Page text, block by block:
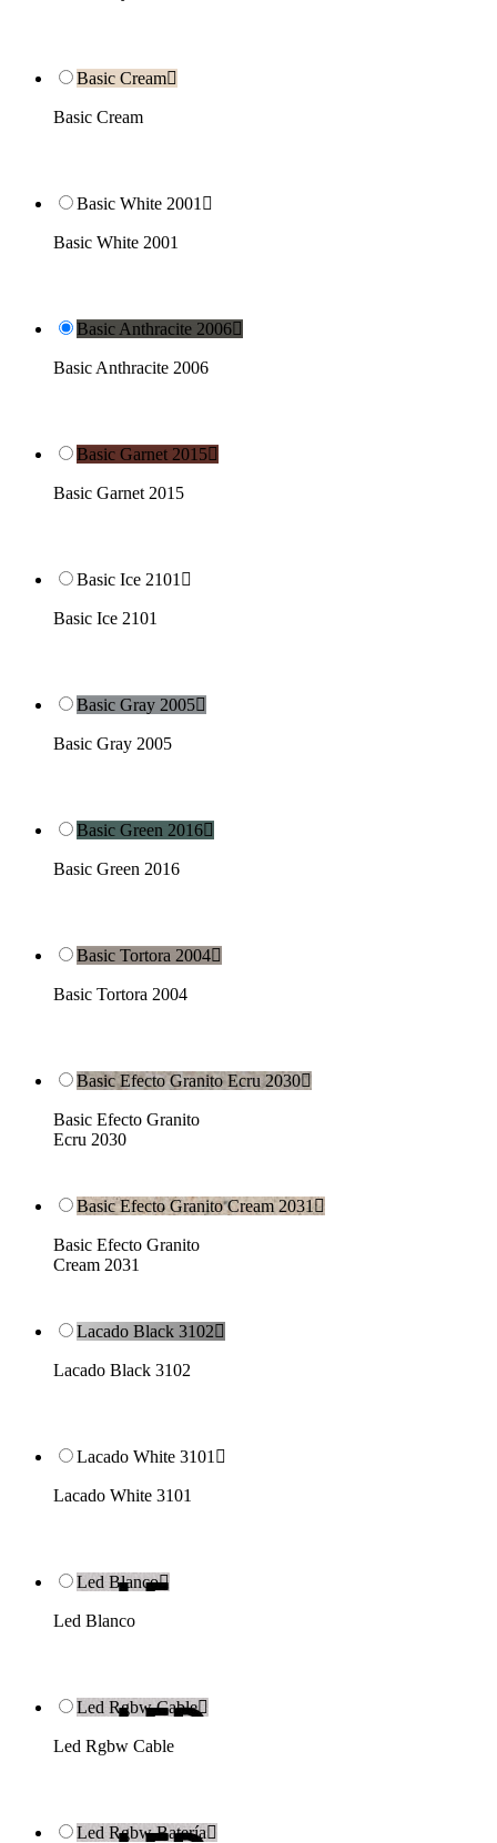
Basic Cream
Basic Cream
Basic White 2001 
Basic White 2001
Basic Anthracite 2006
Basic Anthracite 2006
Basic Garnet 2015
Basic Garnet 2015
Basic Ice 2101 
Basic Ice 2101
Basic Gray 2005
Basic Gray 2005
Basic Green 2016
Basic Green 2016
Basic Tortora 2004
Basic Tortora 2004
Basic Efecto Granito Ecru 2030
Basic Efecto Granito
Ecru 2030
Basic Efecto Granito Cream 2031
Basic Efecto Granito
Cream 2031
Lacado Black 3102
Lacado Black 3102
Lacado White 3101 
Lacado White 3101
Led Blanco
Led Blanco
Led Rgbw Cable
Led Rgbw Cable
Led Rgbw Batería